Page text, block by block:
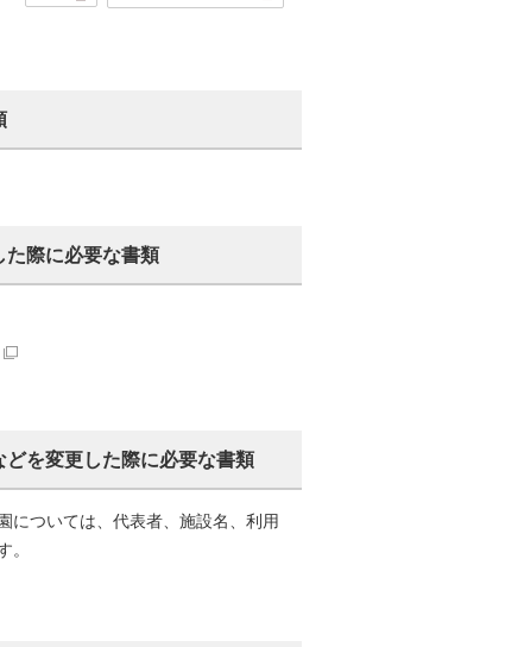
た際に必要な書類
を変更した際に必要な書類
については、代表者、施設名、利用
。